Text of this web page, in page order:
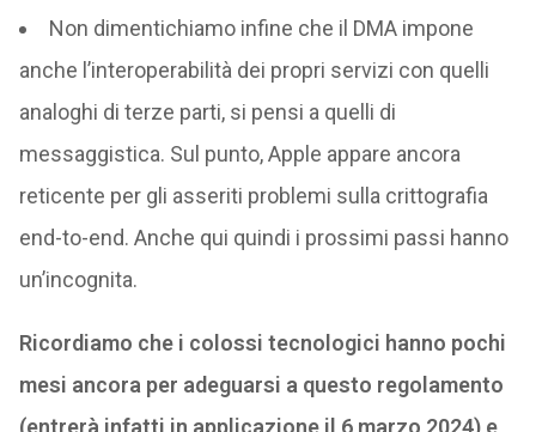
Non dimentichiamo infine che il DMA impone
anche l’interoperabilità dei propri servizi con quelli
analoghi di terze parti, si pensi a quelli di
messaggistica. Sul punto, Apple appare ancora
reticente per gli asseriti problemi sulla crittografia
end-to-end. Anche qui quindi i prossimi passi hanno
un’incognita.
Ricordiamo che i colossi tecnologici hanno pochi
mesi ancora per adeguarsi a questo regolamento
(entrerà infatti in applicazione il 6 marzo 2024) e